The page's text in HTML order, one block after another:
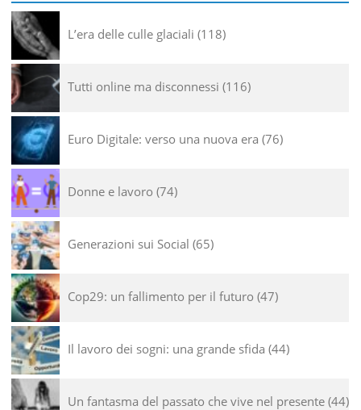
L’era delle culle glaciali 118
Tutti online ma disconnessi 116
Euro Digitale: verso una nuova era 76
Donne e lavoro 74
Generazioni sui Social 65
Cop29: un fallimento per il futuro 47
Il lavoro dei sogni: una grande sfida 44
Un fantasma del passato che vive nel presente 44